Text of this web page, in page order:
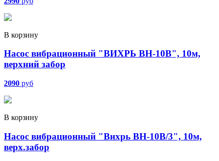
В корзину
Насос вибрационный "ВИХРЬ ВН-10В", 10м,
верхний забор
2090 руб
В корзину
Насос вибрационный "Вихрь ВН-10В/3", 10м,
верх.забор